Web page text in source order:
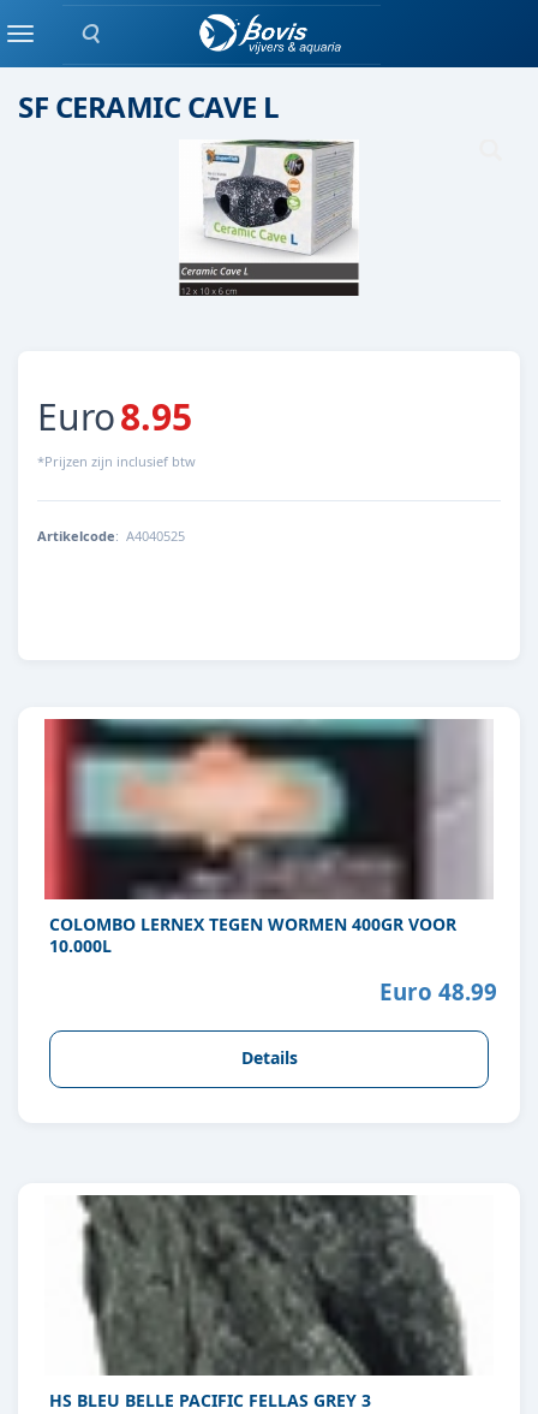
Zoeken
MenuKeramiek/ kunststof
SF CERAMIC CAVE L
Euro8.95
*Prijzen zijn inclusief btw
Artikelcode: A4040525
COLOMBO LERNEX TEGEN WORMEN 400GR VOOR
10.000L
Euro 48.99
Details
HS BLEU BELLE PACIFIC FELLAS GREY 3